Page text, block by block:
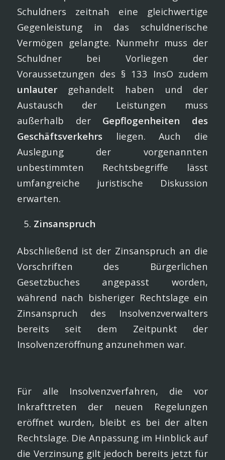
Schuldners zeitnah eine gleichwertige
Gegenleistung in das schuldnerische
Vermögen gelangte. Nunmehr muss der
Schuldner bei Vorliegen der
Voraussetzungen des § 133 InsO zudem
unlautergehandelt haben und der
Austausch der Leistungen muss
außerhalb der Gepflogenheiten des
Geschäftsverkehrs liegen. Auch die
Auslegung der vorgenannten
unbestimmten Rechtsbegriffe lässt
umfangreiche juristische Diskussion
erwarten.
Zinsanspruch
Abschließend ist der Zinsanspruch an die
Vorschriften des Bürgerlichen
Gesetzbuches angepasst worden,
während nach bisheriger Rechtslage ein
Zinsanspruch des Insolvenzverwalters
bereits seit dem Zeitpunkt der
Insolvenzeröffnung anzunehmen war.
Für alle Insolvenzverfahren, die vor
Inkrafttreten der neuen Regelungen
eröffnet wurden, bleibt es bei der alten
Rechtslage. Die Anpassung im Hinblick auf
die Verzinsung gilt jedoch bereits jetzt für